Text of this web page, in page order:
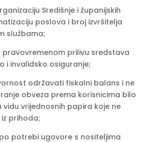
Središnje i županijskih
poslova i broj izvršitelja
službama;
pravovremenom prilivu sredstava
i invalidsko osiguranje;
održavati fiskalni balans i ne
obveza prema korisnicima bilo
vidu vrijednosnih papira koje ne
prihoda;
potrebi ugovore s nositeljima